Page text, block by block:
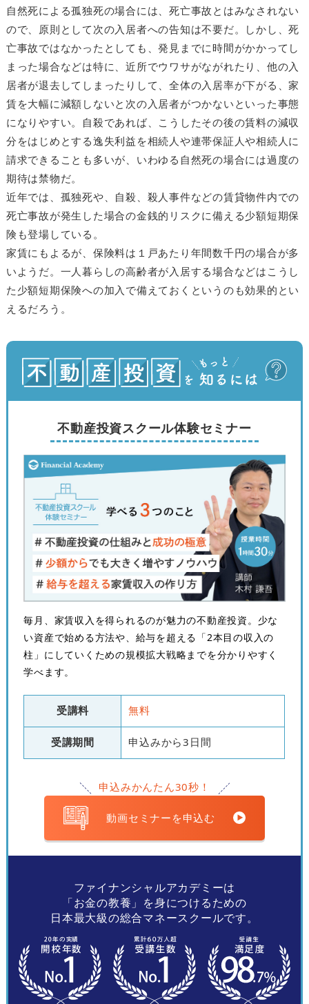
自然死による孤独死の場合には、死亡事故とはみなされない
ので、原則として次の入居者への告知は不要だ。しかし、死
亡事故ではなかったとしても、発見までに時間がかかってし
まった場合などは特に、近所でウワサがながれたり、他の入
居者が退去してしまったりして、全体の入居率が下がる、家
賃を大幅に減額しないと次の入居者がつかないといった事態
になりやすい。自殺であれば、こうしたその後の賃料の減収
分をはじめとする逸失利益を相続人や連帯保証人や相続人に
請求できることも多いが、いわゆる自然死の場合には過度の
期待は禁物だ。
近年では、孤独死や、自殺、殺人事件などの賃貸物件内での
死亡事故が発生した場合の金銭的リスクに備える少額短期保
険も登場している。
家賃にもよるが、保険料は１戸あたり年間数千円の場合が多
いようだ。一人暮らしの高齢者が入居する場合などはこうし
た少額短期保険への加入で備えておくというのも効果的とい
えるだろう。
不動産投資スクール体験セミナー
毎月、家賃収入を得られるのが魅力の不動産投資。少な
い資産で始める方法や、給与を超える「2本目の収入の
柱」にしていくための規模拡大戦略までを分かりやすく
学べます。
受講料 無料
受講期間 申込みから3日間
申込みかんたん30秒！
動画セミナーを申込む
ファイナンシャルアカデミーは
「お金の教養」を身につけるための
日本最大級の総合マネースクールです。